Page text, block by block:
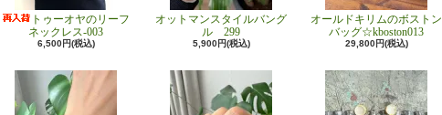
トゥーオヤのリーフ
ネックレス-003
6,500円(税込)
オットマンスタイルバング
ル 299
5,900円(税込)
オールドキリムのボストン
バッグ☆kboston013
29,800円(税込)